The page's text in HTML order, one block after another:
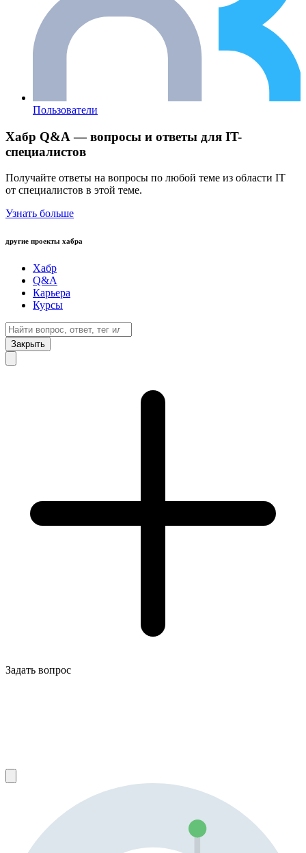
Пользователи
Хабр Q&A — вопросы и ответы для IT-
специалистов
Получайте ответы на вопросы по любой теме из области IT
от специалистов в этой теме.
Узнать больше
другие проекты хабра
Хабр
Q&A
Карьера
Курсы
Закрыть
Задать вопрос